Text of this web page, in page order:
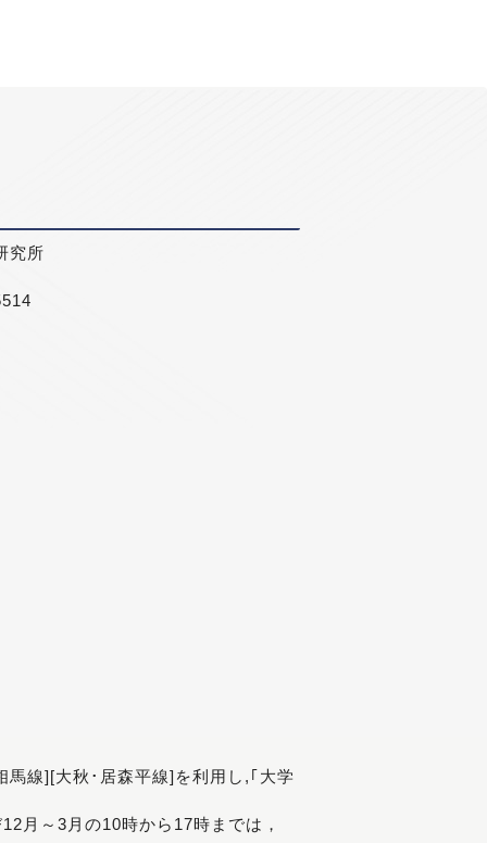
究所
線][大秋･居森平線]を利用し,｢大学
月～3月の10時から17時までは，